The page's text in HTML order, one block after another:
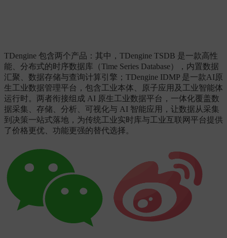
TDengine 包含两个产品：其中，TDengine TSDB 是一款高性
能、分布式的时序数据库（Time Series Database），内置数据
汇聚、数据存储与查询计算引擎；TDengine IDMP 是一款AI原
生工业数据管理平台，包含工业本体、原子应用及工业智能体
运行时。两者衔接组成 AI 原生工业数据平台，一体化覆盖数
据采集、存储、分析、可视化与 AI 智能应用，让数据从采集
到决策一站式落地，为传统工业实时库与工业互联网平台提供
了价格更优、功能更强的替代选择。